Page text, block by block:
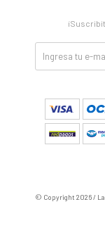
© Copyright 2026 /